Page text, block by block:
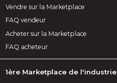
Vendre sur la Marketplace
FAQ vendeur
Acheter sur la Marketplace
FAQ acheteur
1ère Marketplace de l'industrie